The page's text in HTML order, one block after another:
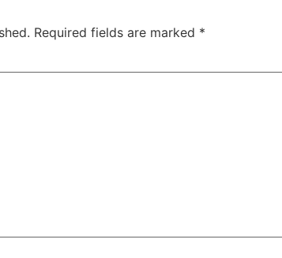
Required fields are marked *